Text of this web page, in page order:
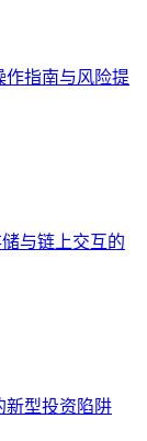
作指南与风险提
与链上交互的
新型投资陷阱